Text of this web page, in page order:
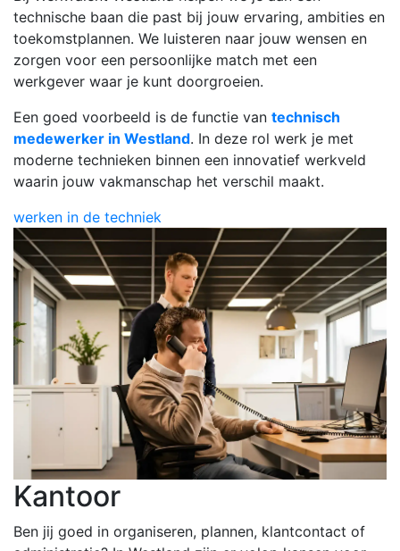
technische baan die past bij jouw ervaring, ambities en
toekomstplannen. We luisteren naar jouw wensen en
zorgen voor een persoonlijke match met een
werkgever waar je kunt doorgroeien.
Een goed voorbeeld is de functie van technisch
medewerker in Westland. In deze rol werk je met
moderne technieken binnen een innovatief werkveld
waarin jouw vakmanschap het verschil maakt.
werken in de techniek
Kantoor
Ben jij goed in organiseren, plannen, klantcontact of